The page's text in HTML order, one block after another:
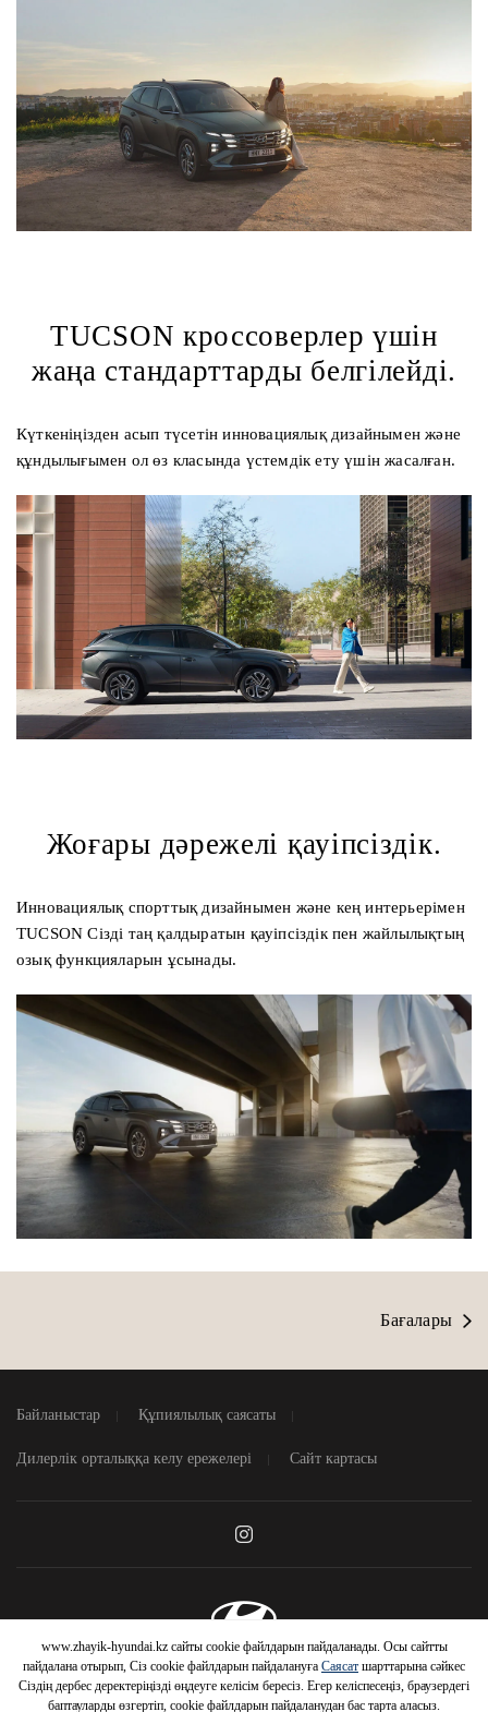
TUCSON кроссоверлер үшін
жаңа стандарттарды белгілейді.
Күткеніңізден асып түсетін инновациялық дизайнымен және
құндылығымен ол өз класында үстемдік ету үшін жасалған.
Жоғары дәрежелі қауіпсіздік.
Инновациялық спорттық дизайнымен және кең интерьерімен
TUCSON Сізді таң қалдыратын қауіпсіздік пен жайлылықтың
озық функцияларын ұсынады.
Бағалары
Байланыстар Құпиялылық саясаты
Дилерлік орталыққа келу ережелері Сайт картасы
© 2026 Hyundai Motor Company
www.zhayik-hyundai.kz сайты cookie файлдарын пайдаланады. Осы сайтты
пайдалана отырып, Сіз cookie файлдарын пайдалануға Саясат шарттарына сәйкес
Сіздің дербес деректеріңізді өңдеуге келісім бересіз. Егер келіспесеңіз, браузердегі
баптауларды өзгертіп, cookie файлдарын пайдаланудан бас тарта аласыз.